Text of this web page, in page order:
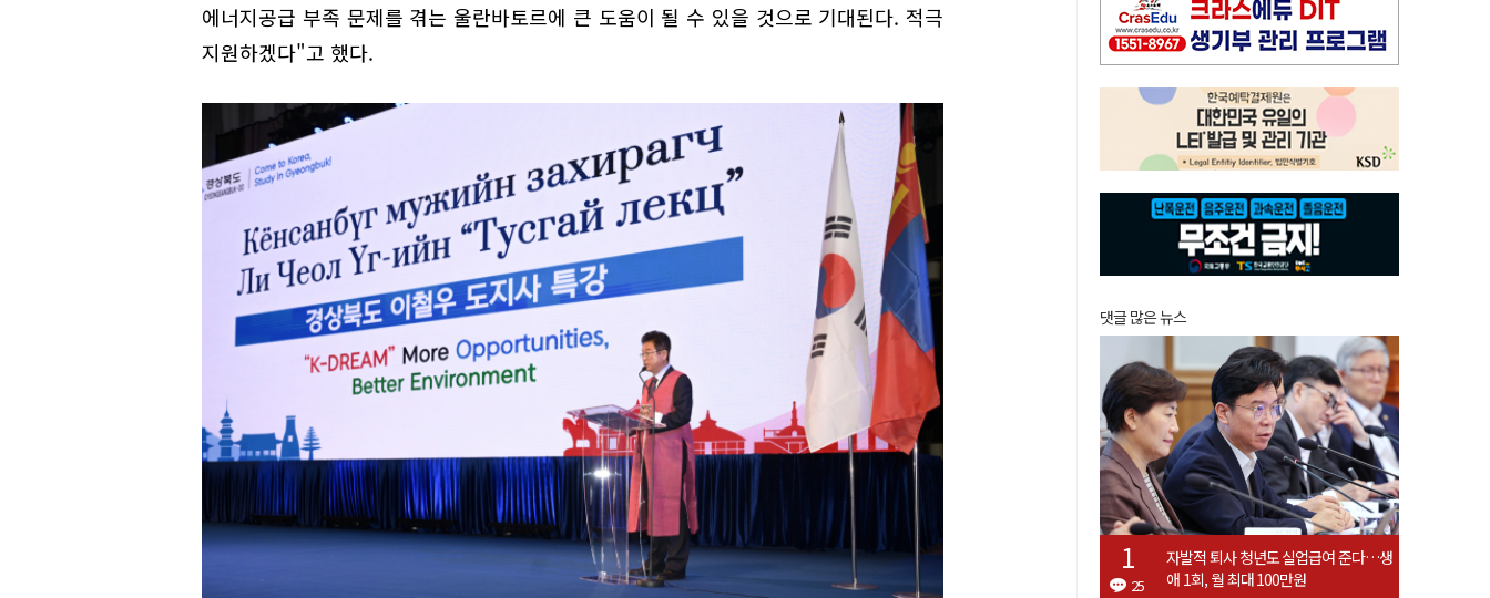
에너지공급 부족 문제를 겪는 울란바토르에 큰 도움이 될 수 있을 것으로 기대된다. 적극
지원하겠다"고 했다.
댓글 많은 뉴스
25
자발적 퇴사 청년도 실업급여 준다…생
애 1회, 월 최대 100만원